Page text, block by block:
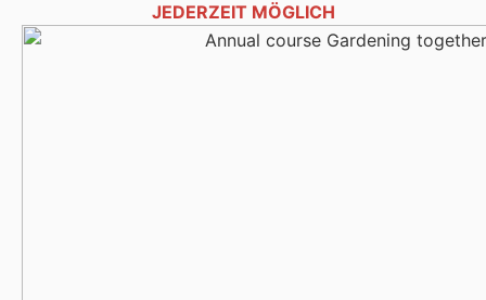
JEDER­ZEIT MÖG­LICH